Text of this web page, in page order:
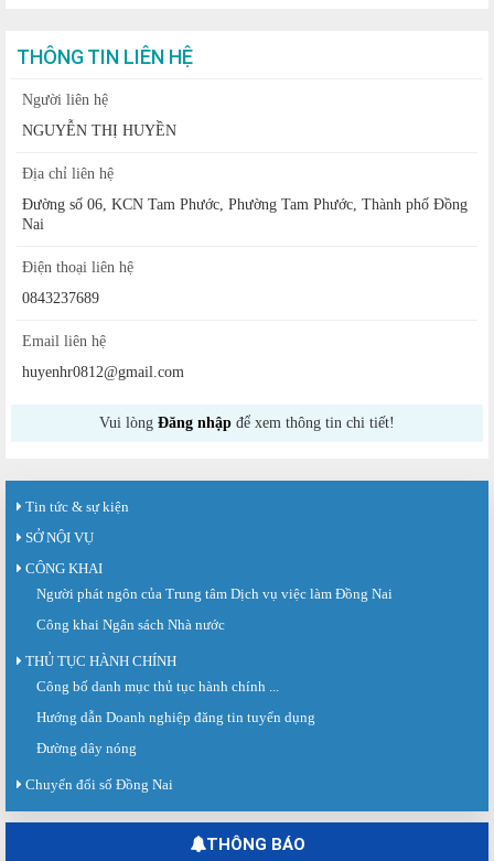
THÔNG TIN LIÊN HỆ
Người liên hệ
NGUYỄN THỊ HUYỀN
Địa chỉ liên hệ
Đường số 06, KCN Tam Phước, Phường Tam Phước, Thành phố Đồng
Nai
Điện thoại liên hệ
0843237689
Email liên hệ
huyenhr0812@gmail.com
Vui lòng Đăng nhập để xem thông tin chi tiết!
Tin tức & sự kiện
SỞ NỘI VỤ
CÔNG KHAI
Người phát ngôn của Trung tâm Dịch vụ việc làm Đồng Nai
Công khai Ngân sách Nhà nước
THỦ TỤC HÀNH CHÍNH
Công bố danh mục thủ tục hành chính ...
Hướng dẫn Doanh nghiệp đăng tin tuyển dụng
Đường dây nóng
Chuyển đổi số Đồng Nai
THÔNG BÁO
Sàn giao dịch việc làm lần thứ 08 năm 2026: Hơn 4.300 cơ hội...
Sáng ngày 03/8/2026, Trung tâm Dịch vụ việc làm Đồng Nai tổ chức Sàn giao
Báo cáo kết quả tổ chức Sàn giao dịch việc làm lần thứ 08/2026 ngày 03
tháng 08 năm 2026.
Ngày hội việc làm phường Hố Nai tháng 8 năm 2026